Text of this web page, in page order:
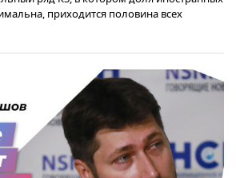
приходится половина всех